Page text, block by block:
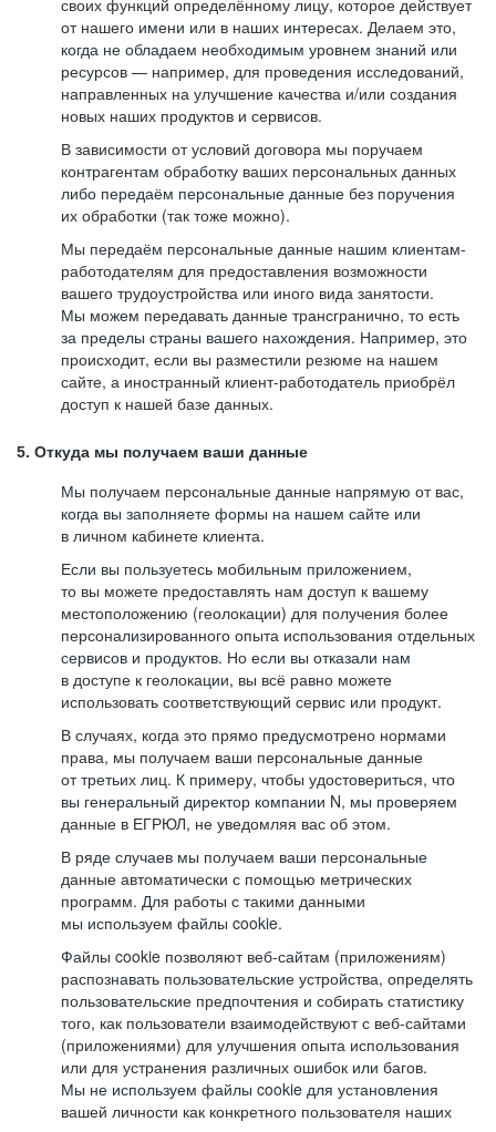
своих функций определённому лицу, которое действует
от нашего имени или в наших интересах. Делаем это,
когда не обладаем необходимым уровнем знаний или
ресурсов — например, для проведения исследований,
направленных на улучшение качества и/или создания
новых наших продуктов и сервисов.
В зависимости от условий договора мы поручаем
контрагентам обработку ваших персональных данных
либо передаём персональные данные без поручения
их обработки (так тоже можно).
Мы передаём персональные данные нашим клиентам-
работодателям для предоставления возможности
вашего трудоустройства или иного вида занятости.
Мы можем передавать данные трансгранично, то есть
за пределы страны вашего нахождения. Например, это
происходит, если вы разместили резюме на нашем
сайте, а иностранный клиент-работодатель приобрёл
доступ к нашей базе данных.
5. Откуда мы получаем ваши данные
Мы получаем персональные данные напрямую от вас,
когда вы заполняете формы на нашем сайте или
в личном кабинете клиента.
Если вы пользуетесь мобильным приложением,
то вы можете предоставлять нам доступ к вашему
местоположению (геолокации) для получения более
персонализированного опыта использования отдельных
сервисов и продуктов. Но если вы отказали нам
в доступе к геолокации, вы всё равно можете
использовать соответствующий сервис или продукт.
В случаях, когда это прямо предусмотрено нормами
права, мы получаем ваши персональные данные
от третьих лиц. К примеру, чтобы удостовериться, что
вы генеральный директор компании N, мы проверяем
данные в ЕГРЮЛ, не уведомляя вас об этом.
В ряде случаев мы получаем ваши персональные
данные автоматически с помощью метрических
программ. Для работы с такими данными
мы используем файлы cookie.
Файлы cookie позволяют веб-сайтам (приложениям)
распознавать пользовательские устройства, определять
пользовательские предпочтения и собирать статистику
того, как пользователи взаимодействуют с веб-сайтами
(приложениями) для улучшения опыта использования
или для устранения различных ошибок или багов.
Мы не используем файлы cookie для установления
вашей личности как конкретного пользователя наших